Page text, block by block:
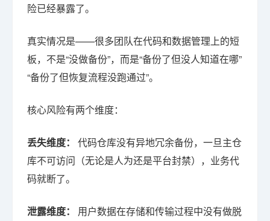
险已经暴露了。
真实情况是——很多团队在代码和数据管理上的短
板，不是“没做备份”，而是“备份了但没人知道在哪”
“备份了但恢复流程没跑通过”。
核心风险有两个维度：
丢失维度：
代码仓库没有异地冗余备份，一旦主仓
库不可访问（无论是人为还是平台封禁），业务代
码就断了。
泄露维度：
用户数据在存储和传输过程中没有做脱